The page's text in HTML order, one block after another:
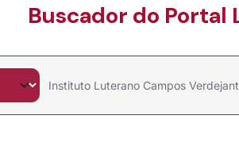
Buscador do Portal